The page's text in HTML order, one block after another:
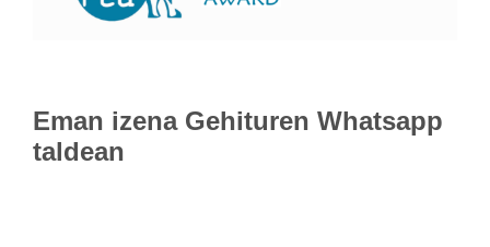
Eman izena Gehituren Whatsapp
taldean